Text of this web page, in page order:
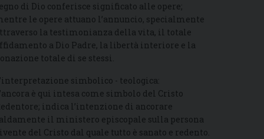
di Dio conferisce significato alle opere;
le opere attuano l’annuncio, specialmente
la testimonianza della vita, il totale
a Dio Padre, la libertà interiore e la
totale di se stessi.
simbolico - teologica:
è qui intesa come simbolo del Cristo
indica l’intenzione di ancorare
il ministero episcopale sulla persona
del Cristo dal quale tutto è sanato e redento.